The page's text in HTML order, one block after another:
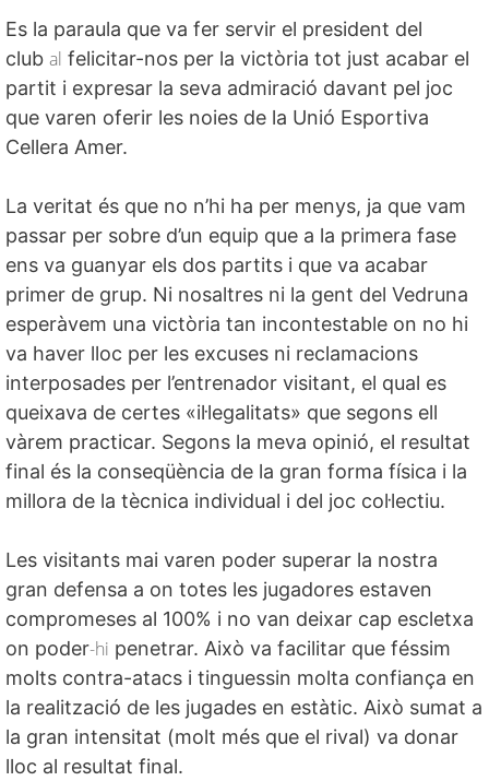
Es la paraula que va fer servir el president del
club al felicitar-nos per la victòria tot just acabar el
partit i expresar la seva admiració davant pel joc
que varen oferir les noies de la Unió Esportiva
Cellera Amer.
La veritat és que no n’hi ha per menys, ja que vam
passar per sobre d’un equip que a la primera fase
ens va guanyar els dos partits i que va acabar
primer de grup. Ni nosaltres ni la gent del Vedruna
esperàvem una victòria tan incontestable on no hi
va haver lloc per les excuses ni reclamacions
interposades per l’entrenador visitant, el qual es
queixava de certes «il·legalitats» que segons ell
vàrem practicar. Segons la meva opinió, el resultat
final és la conseqüència de la gran forma física i la
millora de la tècnica individual i del joc col·lectiu.
Les visitants mai varen poder superar la nostra
gran defensa a on totes les jugadores estaven
compromeses al 100% i no van deixar cap escletxa
on poder-hi penetrar. Això va facilitar que féssim
molts contra-atacs i tinguessin molta confiança en
la realització de les jugades en estàtic. Això sumat a
la gran intensitat (molt més que el rival) va donar
lloc al resultat final.